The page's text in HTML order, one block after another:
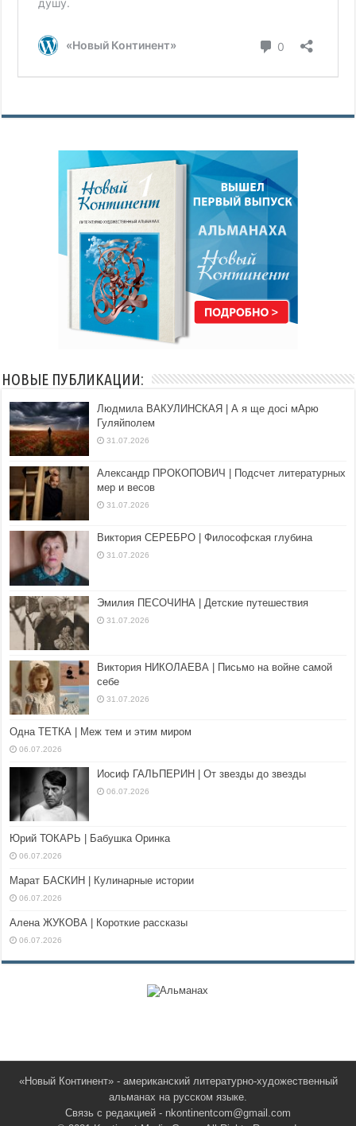
НОВЫЕ ПУБЛИКАЦИИ:
Людмила ВАКУЛИНСКАЯ | А я ще досі мАрю
Гуляйполем
31.07.2026
Александр ПРОКОПОВИЧ | Подсчет литературных
мер и весов
31.07.2026
Виктория СЕРЕБРО | Философская глубина
31.07.2026
Эмилия ПЕСОЧИНА | Детские путешествия
31.07.2026
Виктория НИКОЛАЕВА | Письмо на войне самой
себе
31.07.2026
Одна ТЕТКА | Меж тем и этим миром
06.07.2026
Иосиф ГАЛЬПЕРИН | От звезды до звезды
06.07.2026
Юрий ТОКАРЬ | Бабушка Оринка
06.07.2026
Марат БАСКИН | Кулинарные истории
06.07.2026
Алена ЖУКОВА | Короткие рассказы
06.07.2026
«Новый Континент» - американский литературно-художественный
альманах на русском языке.
Связь с редакцией - nkontinentcom@gmail.com